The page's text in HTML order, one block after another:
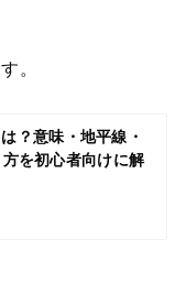
。
？意味・地平線・
を初心者向けに解